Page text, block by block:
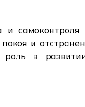
и
и
в развитии